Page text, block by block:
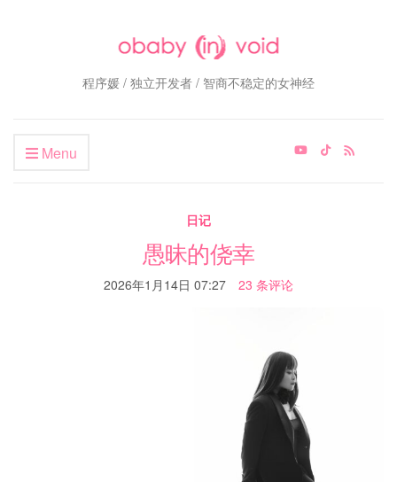
程序媛 / 独立开发者 / 智商不稳定的女神经
Menu
日记
愚昧的侥幸
2026年1月14日 07:27 23 条评论